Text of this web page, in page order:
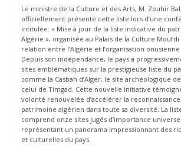
Le ministre de la Culture et des Arts, M. Zouhir
officiellement présenté cette liste lors d’une
intitulée: « Mise à jour de la liste indicative du
Algérie », organisée au Palais de la Culture Moufdi
relation entre l’Algérie et l’organisation onusienne
Depuis son indépendance, le pays a
sites emblématiques sur la prestigieuse liste du
comme la Casbah d’Alger, le site archéologique
celui de Timgad. Cette nouvelle initiative
volonté renouvelée d’accélérer la
patrimoine algérien dans toute sa diversité. La
comprend onze sites jugés d’importance
représentant un panorama impressionnant des
et culturelles du pays.